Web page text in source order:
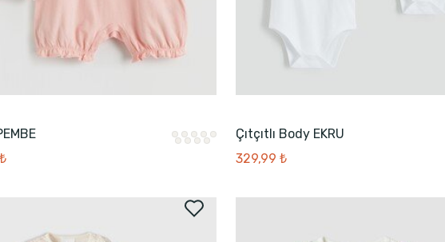
Çıtçıtlı Body EKRU
329,99 ₺